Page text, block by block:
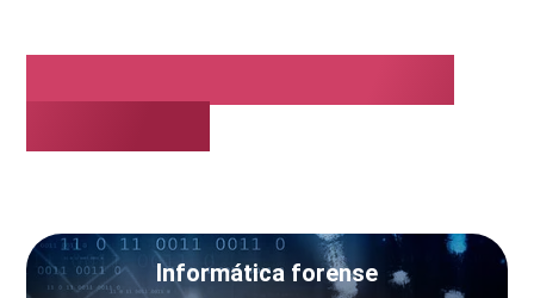
Informática forense